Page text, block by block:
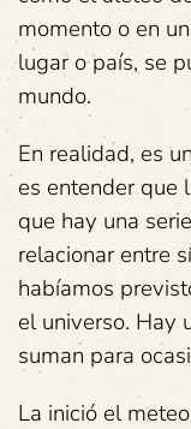
momento o en
lugar o país, se
mundo.
En realidad, es
es entender que
que hay una
relacionar entre
habíamos
el universo. Hay
suman para
La inició el